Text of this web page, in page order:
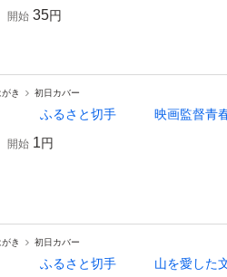
開始 35円
き 初日カバー
るさと切手 映画監督
開始 1円
き 初日カバー
さと切手 山を愛した文